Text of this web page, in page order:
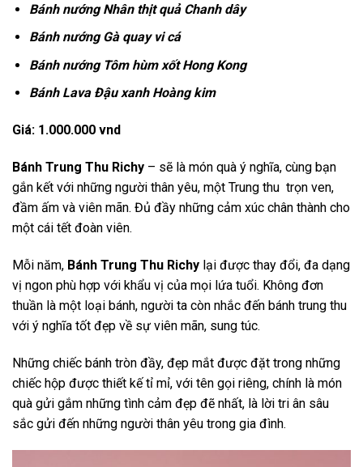
Bánh nướng Nhân thịt quả Chanh dây
Bánh nướng Gà quay vi cá
Bánh nướng Tôm hùm xốt Hong Kong
Bánh Lava Đậu xanh Hoàng kim
Giá: 1.000.000 vnd
Bánh Trung Thu Richy – sẽ là món quà ý nghĩa, cùng bạn
gắn kết với những người thân yêu, một Trung thu trọn ven,
đầm ấm và viên mãn. Đủ đầy những cảm xúc chân thành cho
một cái tết đoàn viên.
Mỗi năm, Bánh Trung Thu Richy lại được thay đổi, đa dạng
vị ngon phù hợp với khẩu vị của mọi lứa tuổi. Không đơn
thuần là một loại bánh, người ta còn nhắc đến bánh trung thu
với ý nghĩa tốt đẹp về sự viên mãn, sung túc.
Những chiếc bánh tròn đầy, đẹp mắt được đặt trong những
chiếc hộp được thiết kế tỉ mỉ, với tên gọi riêng, chính là món
quà gửi gắm những tình cảm đẹp đẽ nhất, là lời tri ân sâu
sắc gửi đến những người thân yêu trong gia đình.